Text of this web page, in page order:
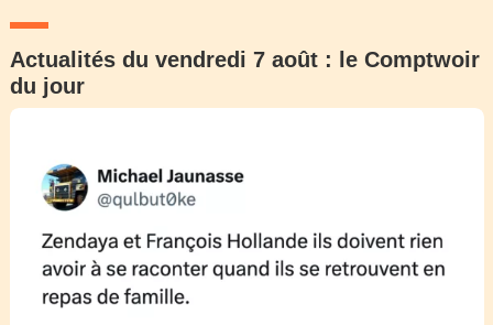
Actualités du vendredi 7 août : le Comptwoir
du jour